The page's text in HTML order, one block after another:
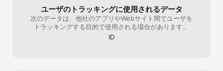
・歩いてきた道のりには「足跡」が残ります。足跡からどの方向か
ら来たかわかるので、間違って来た道に戻ることもありません。
《ご利用上の注意》
・スマートフォンの画面を見つめながらの歩行（歩きスマホ）は大
ユーザのトラッキングに使用されるデータ
次のデータは、他社のアプリやWebサイト間でユーザを
トラッキングする目的で使用される場合があります。
ID